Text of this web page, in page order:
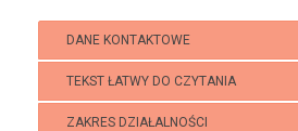
DANE KONTAKTOWE
TEKST ŁATWY DO CZYTANIA
ZAKRES DZIAŁALNOŚCI